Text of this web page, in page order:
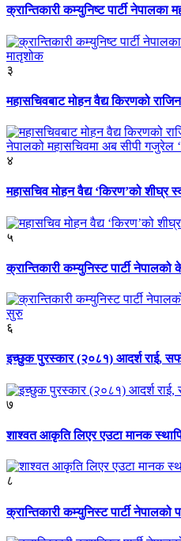
क्रान्तिकारी कम्युनिष्ट पार्टी नेपालका
३
महासचिवबाट मोहन वैद्य किरणको
४
महासचिव मोहन वैद्य ‘किरण’को शीघ्र
५
क्रान्तिकारी कम्युनिस्ट पार्टी नेपालको
६
इच्छुक पुरस्कार (२०८१) आदर्श राई,
७
शाश्वत आकृति लिएर एउटा मानक
८
क्रान्तिकारी कम्युनिस्ट पार्टी नेपालको